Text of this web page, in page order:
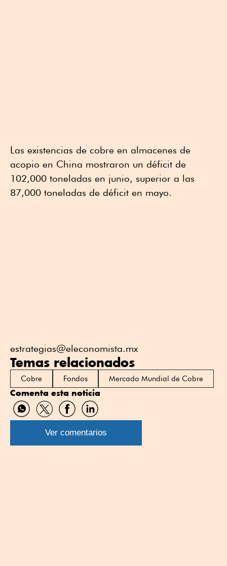
Las existencias de cobre en almacenes de
acopio en China mostraron un déficit de
102,000 toneladas en junio, superior a las
87,000 toneladas de déficit en mayo.
estrategias@eleconomista.mx
Temas relacionados
Cobre Fondos Mercado Mundial de Cobre
Comenta esta noticia
Compartir
por
WhatsApp
Compartir
por
Twitter
Compartir
por
Facebook
Compartir
por
Linkedin
Ver comentarios